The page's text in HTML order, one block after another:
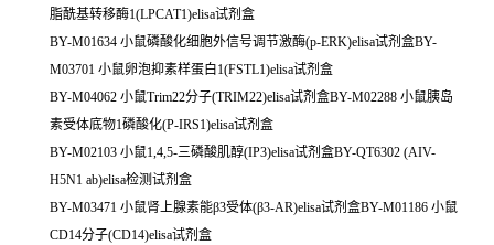
脂酰基转移酶1(LPCAT1)elisa试剂盒
BY-M01634 小鼠磷酸化细胞外信号调节激酶(p-ERK)elisa试剂盒BY-
M03701 小鼠卵泡抑素样蛋白1(FSTL1)elisa试剂盒
BY-M04062 小鼠Trim22分子(TRIM22)elisa试剂盒BY-M02288 小鼠胰岛
素受体底物1磷酸化(P-IRS1)elisa试剂盒
BY-M02103 小鼠1,4,5-三磷酸肌醇(IP3)elisa试剂盒BY-QT6302 (AIV-
H5N1 ab)elisa检测试剂盒
BY-M03471 小鼠肾上腺素能β3受体(β3-AR)elisa试剂盒BY-M01186 小鼠
CD14分子(CD14)elisa试剂盒